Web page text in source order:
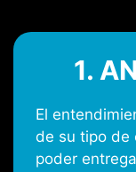
1.
El
de su tipo de
poder